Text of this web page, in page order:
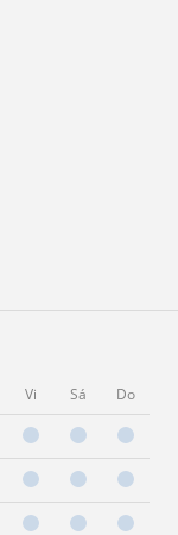
Vi Sá Do